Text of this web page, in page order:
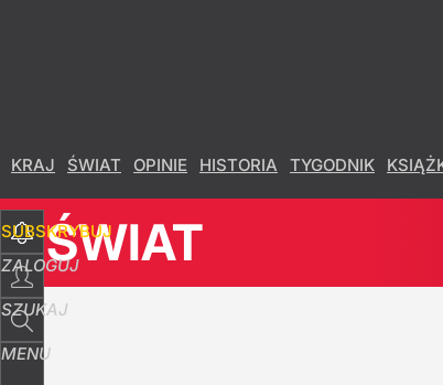
KRAJ ŚWIAT OPINIE HISTORIA TYGODNIK
SUBSKRYBUJ
ZALOGUJ
SZUKAJ
MENU
ŚWIAT